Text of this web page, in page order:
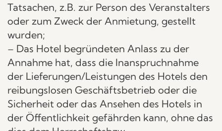
Tatsachen, z.B. zur Person des Veranstalters
oder zum Zweck der Anmietung, gestellt
wurden;
– Das Hotel begründeten Anlass zu der
Annahme hat, dass die Inanspruchnahme
der Lieferungen/Leistungen des Hotels den
reibungslosen Geschäftsbetrieb oder die
Sicherheit oder das Ansehen des Hotels in
der Öffentlichkeit gefährden kann, ohne das